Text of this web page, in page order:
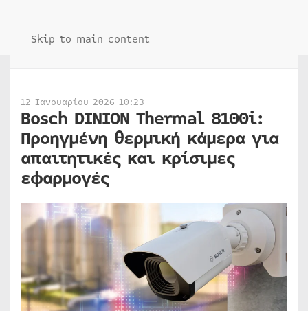
Skip to main content
12 Ιανουαρίου 2026 10:23
Bosch DINION Thermal 8100i:
Προηγμένη θερμική κάμερα για
απαιτητικές και κρίσιμες
εφαρμογές